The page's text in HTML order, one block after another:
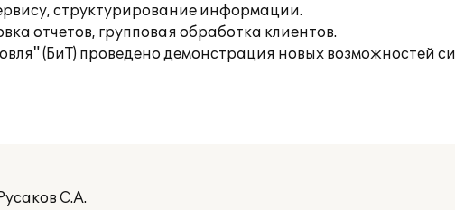
структурирование информации.
отчетов, групповая обработка клиентов.
(БиТ) проведено демонстрация новых возможностей
С.А.